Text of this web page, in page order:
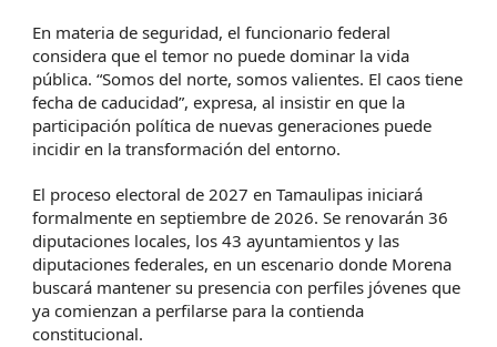
En materia de seguridad, el funcionario federal
considera que el temor no puede dominar la vida
pública. “Somos del norte, somos valientes. El caos tiene
fecha de caducidad”, expresa, al insistir en que la
participación política de nuevas generaciones puede
incidir en la transformación del entorno.
El proceso electoral de 2027 en Tamaulipas iniciará
formalmente en septiembre de 2026. Se renovarán 36
diputaciones locales, los 43 ayuntamientos y las
diputaciones federales, en un escenario donde Morena
buscará mantener su presencia con perfiles jóvenes que
ya comienzan a perfilarse para la contienda
constitucional.